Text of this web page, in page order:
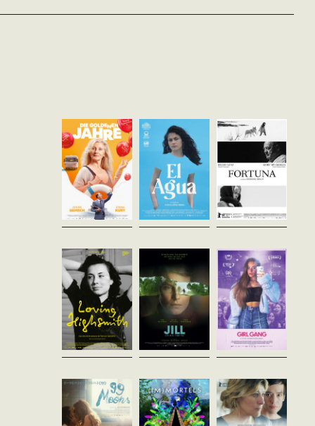
Enfin libres ! Les nouveaux
retraités, Alice et son mari
Peter, fêtent leur liberté et se
réjouissent d’entamer leur
nouvelle vie. C’est à ce...
qu’une tempête menace de
faire déborder à nouveau la
rivière qui le traverse, Ana,
José et leurs...
parents, est accueillie en
Suisse par les moines du
Monastère du Simplon, en
haute...
L’amour et son empreinte sur
notre identité sont des
thèmes qui nourrissent
l’œuvre de Patricia
Highsmith. Cette auteure à la
renommée mondiale...
Jill
Steven Michael Hayes
Suisse - 2021
vost - 101'
forêts infinies d'Amérique du
Nord dans le but d'élever
leurs cinq enfants sans
influences...
Girl Gang
Susanne Regina Meures
Suisse - 2022
vost - 98'
monde en tant
qu'influenceuse pour
adolescentes. Des millions
de followers sont à ses...
99 Moons
Jan Gassmann
y compris sa vie sexuelle,
énigmatique. Frank, 33 ans,
cherche quant à lui un sens à
(Im)mortels
Lila Ribi
Suisse - 2021
vofr - 88'
grand-mère Greti qui se
détache petit à petit de la vie,
créant un portrait tendre et
non édulcoré...
La Ligne
Ursula Meier
Suisse - 2022
vofr - 104'
d'une dispute, Margaret, 35
ans, est arrêtée par la police et
doit se soumettre à une
mesure stricte d’...